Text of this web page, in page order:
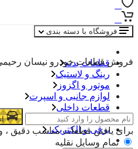
فروشگاه با دسته بندی
قطعات بدنه
رینگ و لاستیک
موتور و اگزوز
لوازم جانبی و اسپرت
قطعات داخلی
فرمان.جلوبندی.ترمز
برقی و الکتریکی
فروش قطعات خودرو نیسان
برای یافتن قطعات مناسب دقیق ،
تمام وسایل نقلیه